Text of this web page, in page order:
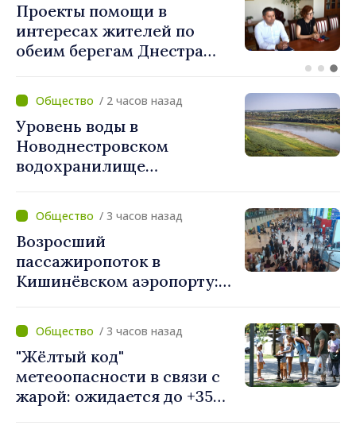
Предупреждение для
путешественников в
Катании после усиления
Граждан призывают
следить за
рекомендациями
итальянских властей
/ 2 часов назад
Уровень воды в
Новоднестровском
водохранилище
Днестровская комиссия
проанализирует
гидрологическую
ситуацию
/ 3 часов назад
Возросший
пассажиропоток в
Кишинёвском аэропорту:
путешественников
обслужены в июле
/ 3 часов назад
"Жёлтый код"
метеоопасности в связи с
жарой: ожидается до +35